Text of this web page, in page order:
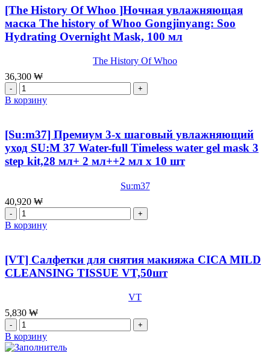
сыворотка
со
стволовыми
клетками
First
Geniture
Ampoule
Oil,40мл
[The History Of Whoo ]Ночная увлажняющая
маска The history of Whoo Gongjinyang: Soo
Hydrating Overnight Mask, 100 мл
The History Of Whoo
36,300 ₩
Количество
товара
[The
Of
Whoo
]Ночная
увлажняющая
history
of
Whoo
Gongjinyang:
Overnight
Mask,
В корзину
[Su:m37] Премиум 3-х шаговый увлажняющий
уход SU:M 37 Water-full Timeless water gel mask 3
step kit,28 мл+ 2 мл++2 мл x 10 шт
Su:m37
40,920 ₩
Количество
товара
[Su:m37]
3-
х
шаговый
SU:M
37
Water-
full
Timeless
В корзину
[VT] Салфетки для снятия макияжа CICA MILD
CLEANSING TISSUE VT,50шт
VT
5,830 ₩
Количество
товара
[VT]
В корзину